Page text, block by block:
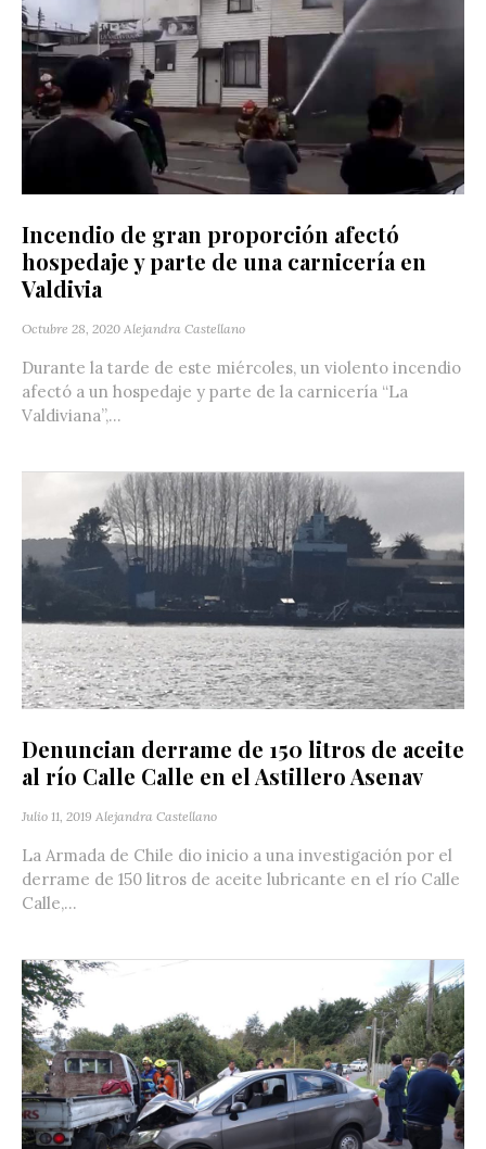
Incendio de gran proporción afectó
hospedaje y parte de una carnicería en
Valdivia
Octubre 28, 2020 Alejandra Castellano
Durante la tarde de este miércoles, un violento incendio
afectó a un hospedaje y parte de la carnicería “La
Valdiviana”,...
Denuncian derrame de 150 litros de aceite
al río Calle Calle en el Astillero Asenav
Julio 11, 2019 Alejandra Castellano
La Armada de Chile dio inicio a una investigación por el
derrame de 150 litros de aceite lubricante en el río Calle
Calle,...